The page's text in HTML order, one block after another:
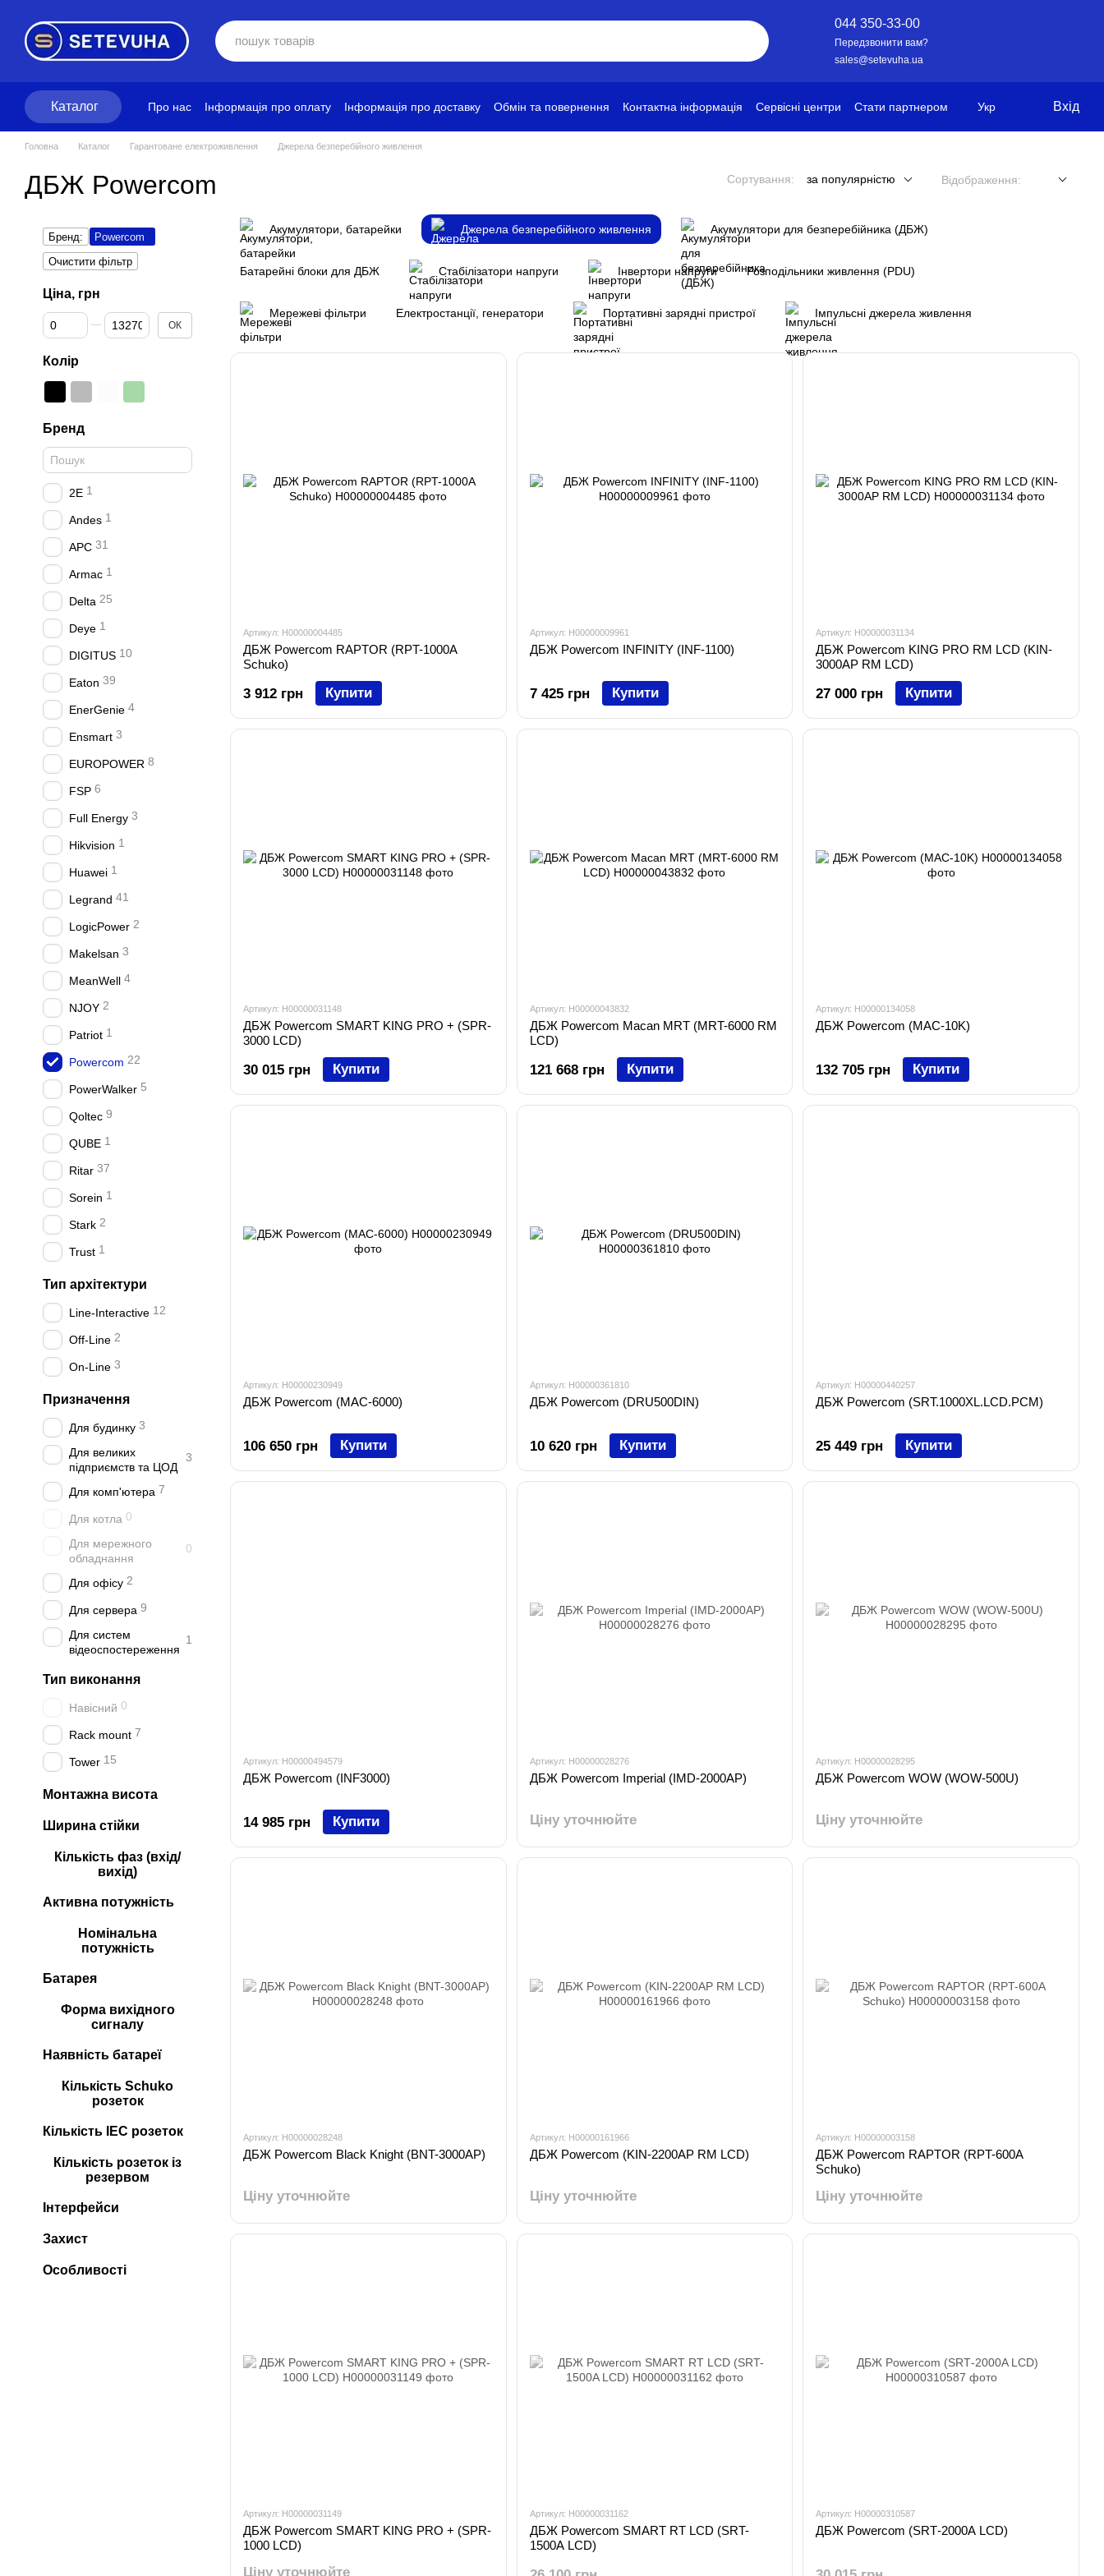
044 350-33-00
Передзвонити вам?
sales@setevuha.ua
Каталог Про нас Інформація про оплату Інформація про доставку Обмін та повернення Контактна інформація Сервісні центри
Стати партнером
Укр Вхід
Головна Каталог Гарантоване електроживлення Джерела безперебійного живлення
ДБЖ Powercom Сортування: за популярністю Відображення:
Акумулятори, батарейки Джерела безперебійного живлення Акумулятори для безперебійника (ДБЖ)
Батарейні блоки для ДБЖ Стабілізатори напруги Інвертори напруги Розподільники живлення (PDU)
Мережеві фільтри Електростанції, генератори Портативні зарядні пристрої Імпульсні джерела живлення
Артикул: H00000004485
ДБЖ Powercom RAPTOR (RPT-1000A
Schuko)
3 912 грн Купити
Артикул: H00000009961
ДБЖ Powercom INFINITY (INF-1100)
7 425 грн Купити
Артикул: H00000031134
ДБЖ Powercom KING PRO RM LCD (KIN-
3000AP RM LCD)
27 000 грн Купити
Артикул: H00000031148
ДБЖ Powercom SMART KING PRO + (SPR-
3000 LCD)
30 015 грн Купити
Артикул: H00000043832
ДБЖ Powercom Macan MRT (MRT-6000 RM
LCD)
121 668 грн Купити
Артикул: H00000134058
ДБЖ Powercom (MAC-10K)
132 705 грн Купити
Артикул: H00000230949
ДБЖ Powercom (MAC-6000)
106 650 грн Купити
Артикул: H00000361810
ДБЖ Powercom (DRU500DIN)
10 620 грн Купити
Артикул: H00000440257
ДБЖ Powercom (SRT.1000XL.LCD.PCM)
25 449 грн Купити
Артикул: H00000494579
ДБЖ Powercom (INF3000)
14 985 грн Купити
Артикул: H00000028276
ДБЖ Powercom Imperial (IMD-2000AP)
Ціну уточнюйте
Артикул: H00000028295
ДБЖ Powercom WOW (WOW-500U)
Ціну уточнюйте
Артикул: H00000028248
ДБЖ Powercom Black Knight (BNT-3000AP)
Ціну уточнюйте
Артикул: H00000161966
ДБЖ Powercom (KIN-2200AP RM LCD)
Ціну уточнюйте
Артикул: H00000003158
ДБЖ Powercom RAPTOR (RPT-600A
Schuko)
Ціну уточнюйте
Артикул: H00000031149
ДБЖ Powercom SMART KING PRO + (SPR-
1000 LCD)
Ціну уточнюйте
Артикул: H00000031162
ДБЖ Powercom SMART RT LCD (SRT-
1500A LCD)
Артикул: H00000310587
ДБЖ Powercom (SRТ-2000A LCD)
Бренд:
Powercom
Очистити фільтр
Ціна, грн
Від Ціна, грн
До Ціна, грн ОК
Колір
Бренд
2E 1
Andes 1
APC 31
Armac 1
Delta 25
Deye 1
DIGITUS 10
Eaton 39
EnerGenie 4
Ensmart 3
EUROPOWER 8
FSP 6
Full Energy 3
Hikvision 1
Huawei 1
Legrand 41
LogicPower 2
Makelsan 3
MeanWell 4
NJOY 2
Patriot 1
Powercom 22
PowerWalker 5
Qoltec 9
QUBE 1
Ritar 37
Sorein 1
Stark 2
Trust 1
Тип архітектури
Line-Interactive 12
Off-Line 2
On-Line 3
Призначення
Для будинку 3
Для великих
підприємств та ЦОД
3
Для комп'ютера 7
Для котла 0
Для мережного
обладнання
0
Для офісу 2
Для сервера 9
Для систем
відеоспостереження
1
Тип виконання
Навісний 0
Rack mount 7
Tower 15
Монтажна висота
Ширина стійки
Кількість фаз (вхід/
вихід)
Активна потужність
Номінальна
потужність
Батарея
Форма вихідного
сигналу
Наявність батареї
Кількість Schuko
розеток
Кількість IEC розеток
Кількість розеток із
резервом
Інтерфейси
Захист
Особливості